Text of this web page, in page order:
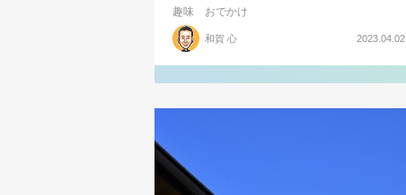
趣味
おでかけ
和賀 心 2023.04.02